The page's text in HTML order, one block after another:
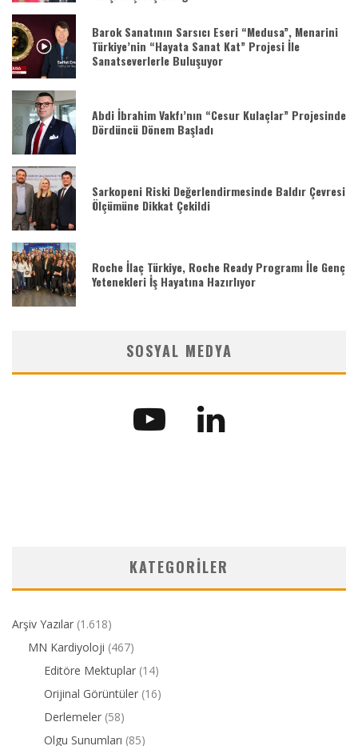
Barok Sanatının Sarsıcı Eseri “Medusa”, Menarini
Türkiye’nin “Hayata Sanat Kat” Projesi İle
Sanatseverlerle Buluşuyor
Abdi İbrahim Vakfı’nın “Cesur Kulaçlar” Projesinde
Dördüncü Dönem Başladı
Sarkopeni Riski Değerlendirmesinde Baldır Çevresi
Ölçümüne Dikkat Çekildi
Roche İlaç Türkiye, Roche Ready Programı İle Genç
Yetenekleri İş Hayatına Hazırlıyor
SOSYAL MEDYA
KATEGORILER
Arşiv Yazılar (1.618)
MN Kardiyoloji (467)
Editöre Mektuplar (14)
Orijinal Görüntüler (16)
Derlemeler (58)
Olgu Sunumları (85)